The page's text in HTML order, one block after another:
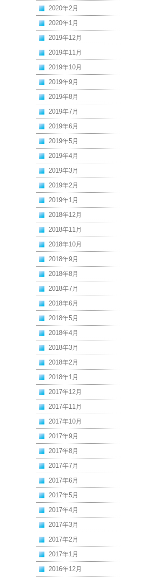
2020年2月
2020年1月
2019年12月
2019年11月
2019年10月
2019年9月
2019年8月
2019年7月
2019年6月
2019年5月
2019年4月
2019年3月
2019年2月
2019年1月
2018年12月
2018年11月
2018年10月
2018年9月
2018年8月
2018年7月
2018年6月
2018年5月
2018年4月
2018年3月
2018年2月
2018年1月
2017年12月
2017年11月
2017年10月
2017年9月
2017年8月
2017年7月
2017年6月
2017年5月
2017年4月
2017年3月
2017年2月
2017年1月
2016年12月